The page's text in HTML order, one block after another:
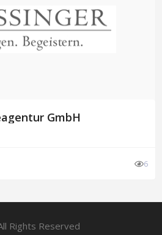
GmbH
6
Rights Reserved